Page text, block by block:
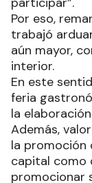
Por eso,
trabajó
aún mayor,
interior.
En este
feria
la
Además,
la promoción
capital como
promocionar